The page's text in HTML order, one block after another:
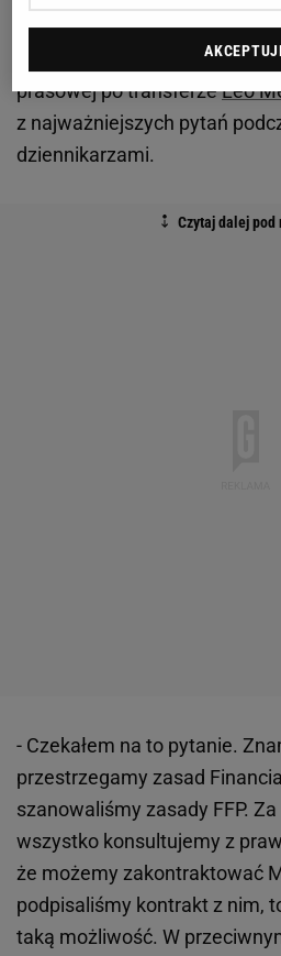
Czy PSG przestrzega zasad
pytanie padło zatem na
prasowej po transferzeLeo
z najważniejszych pytań
dziennikarzami.
- Czekałem na to pytanie.
przestrzegamy zasad
szanowaliśmy zasady FFP.
wszystko konsultujemy z
że możemy zakontraktować
podpisaliśmy kontrakt z nim,
taką możliwość. W